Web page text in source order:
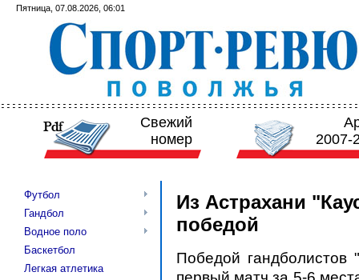
Пятница, 07.08.2026, 06:01
Свежий
номер
2007-
Футбол
Гандбол
Водное поло
Баскетбол
Легкая атлетика
Из Астрахани
победой
Победой гандболистов